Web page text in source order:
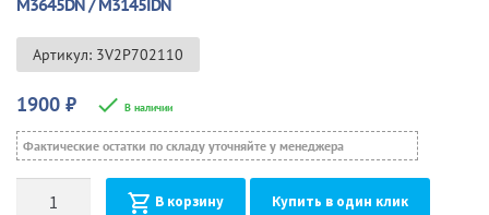
Артикул: 3V2P702110
1900 ₽ В наличии
Фактические остатки по складу уточняйте у менеджера
В корзину Купить в один клик